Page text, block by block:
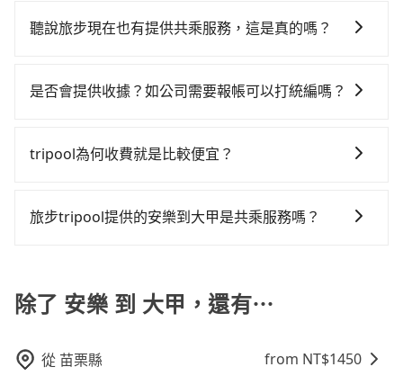
車接送，則每人平均花費約900元，費時2小時15分鐘。
在還不馬上來預約tripool！如果你僅有兩位乘車，也可
額外的汽車保險與可能的罰單都需自付。再者，和運的
是沒有較大的七人座或九人座可供選擇，而且無人租車
都好像在開樂透一樣。另外，偶爾也會遇到明明已經預
客的人來說就有不小的風險。最後，雖然路邊隨租隨還
省高達$2,300。綜合以上，無論在價格或服務品質上，
包車：優點是搭乘舒適可以根據自己的需求安排時間和
車：優點是24小時隨叫隨到，價格按錶計費，但若遇交
性和服務質量無法保障，需要自行承擔風險，遇到狀況
聽說旅步現在也有提供共乘服務，這是真的嗎？
保證出車的共乘服務，不用再擔心人少不成團問題，還
是否會提供收據？如公司需要報帳可以打統編嗎？
旅行業代收轉付電子收據，如果公司需要報公帳，在預
帳，完全符合台灣的法律規範。
tripool為何收費就是比較便宜？
一次使用tripool的會擔心價格比市價便宜不少，是不是
機也絕對不會在車內吸煙，於新冠肺炎期間也絕對全程
配戴口罩。tripool之所以能將價格壓在市價7~8折的主
車率，也就是提高俗稱「回頭車」的比例。這不僅體現
旅步tripool提供的安樂到大甲是共乘服務嗎？
了司機以外，從上車到下車期間，都不會再有其他陌生
人出現。如選擇共乘服務，則會依照其他共乘乘客做彈
不會超過座位的上限。
除了 安樂 到 大甲，還有⋯
從 苗栗縣 from NT$1450